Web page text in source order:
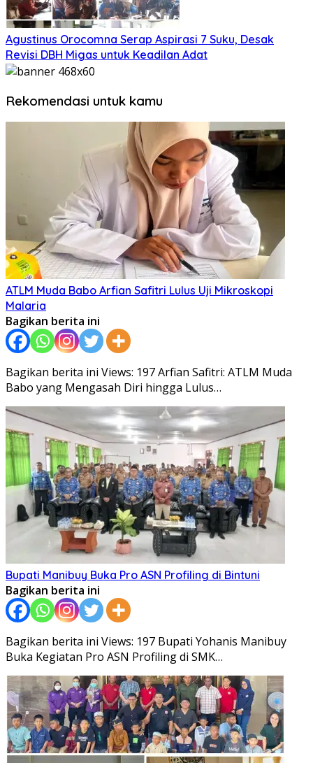
Agustinus Orocomna Serap Aspirasi 7 Suku, Desak
Revisi DBH Migas untuk Keadilan Adat
Rekomendasi untuk kamu
ATLM Muda Babo Arfian Safitri Lulus Uji Mikroskopi
Malaria
Bagikan berita ini
Bagikan berita ini Views: 197 Arfian Safitri: ATLM Muda
Babo yang Mengasah Diri hingga Lulus…
Bupati Manibuy Buka Pro ASN Profiling di Bintuni
Bagikan berita ini
Bagikan berita ini Views: 197 Bupati Yohanis Manibuy
Buka Kegiatan Pro ASN Profiling di SMK…